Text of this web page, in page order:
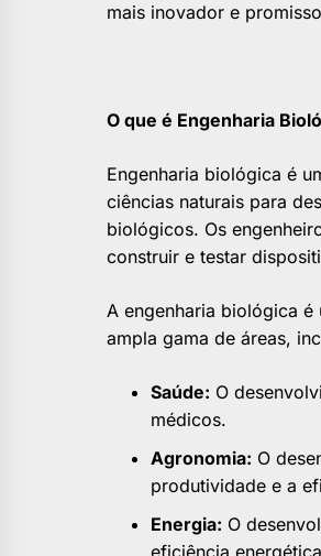
mais inovador e
O que é Engenharia
Engenharia biológica é
ciências naturais para
biológicos. Os
construir e testar
A engenharia biológica
ampla gama de áreas,
Saúde: O
médicos.
Agronomia: O
produtividade e a
Energia: O